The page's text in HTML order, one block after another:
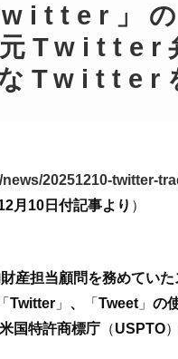
」
元Twitter
Twitter
20251210-twitter-
月10日付記事より ）
産担当顧問を務めてい
Twitter 」 、 「 Tweet 」 の
国特許商標庁 （USPTO）